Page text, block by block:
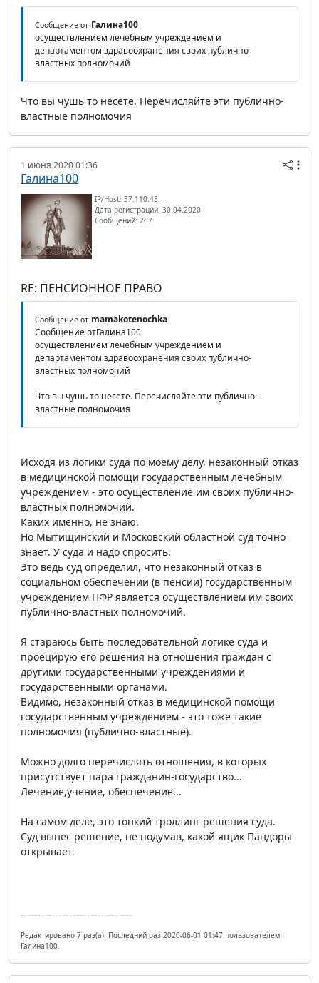
Сообщение от Галина100
осуществлением лечебным учреждением и
департаментом здравоохранения своих публично-
властных полномочий
Что вы чушь то несете. Перечисляйте эти публично-
властные полномочия
1 июня 2020 01:36
Галина100
IP/Host: 37.110.43.---
Дата регистрации: 30.04.2020
Сообщений: 267
RE: ПЕНСИОННОЕ ПРАВО
Сообщение от mamakotenochka
Сообщение отГалина100
осуществлением лечебным учреждением и
департаментом здравоохранения своих публично-
властных полномочий
Что вы чушь то несете. Перечисляйте эти публично-
властные полномочия
Исходя из логики суда по моему делу, незаконный отказ
в медицинской помощи государственным лечебным
учреждением - это осуществление им своих публично-
властных полномочий.
Каких именно, не знаю.
Но Мытищинский и Московский областной суд точно
знает. У суда и надо спросить.
Это ведь суд определил, что незаконный отказ в
социальном обеспечении (в пенсии) государственным
учреждением ПФР является осуществлением им своих
публично-властных полномочий.
Я стараюсь быть последовательной логике суда и
проецирую его решения на отношения граждан с
другими государственными учреждениями и
государственными органами.
Видимо, незаконный отказ в медицинской помощи
государственным учреждением - это тоже такие
полномочия (публично-властные).
Можно долго перечислять отношения, в которых
присутствует пара гражданин-государство...
Лечение,учение, обеспечение...
На самом деле, это тонкий троллинг решения суда.
Суд вынес решение, не подумав, какой ящик Пандоры
открывает.
Редактировано 7 раз(а). Последний раз 2020-06-01 01:47 пользователем
Галина100.